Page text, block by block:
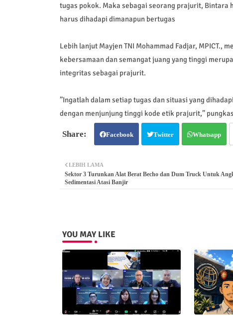
tugas pokok. Maka sebagai seorang prajurit, Bintara
harus dihadapi dimanapun bertugas
Lebih lanjut Mayjen TNI Mohammad Fadjar, MPICT.,
kebersamaan dan semangat juang yang tinggi
integritas sebagai prajurit.
”Ingatlah dalam setiap tugas dan situasi yang
dengan menjunjung tinggi kode etik prajurit,”
Facebook Twitter Whatsapp
LEBIH LAMA
Sektor 3 Turunkan Alat Berat Becho dan Dum Truck Untuk
Sedimentasi Atasi Banjir
YOU MAY LIKE